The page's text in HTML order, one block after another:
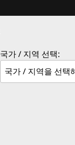
국가 / 지역 선택: